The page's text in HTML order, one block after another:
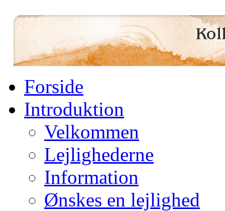
Forside
Introduktion
Velkommen
Lejlighederne
Information
Ønskes en lejlighed